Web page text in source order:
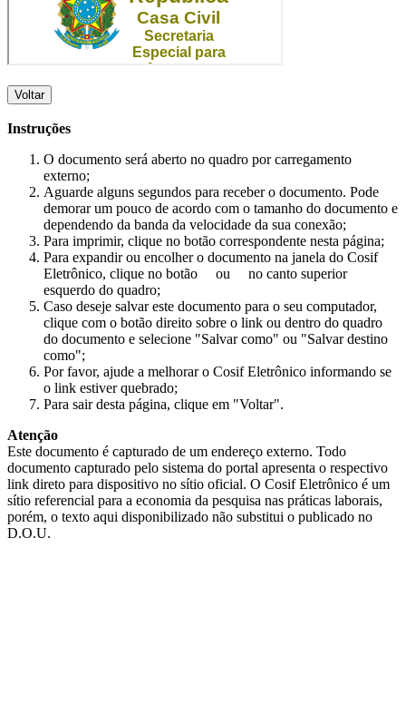
Voltar
Instruções
O documento será aberto no quadro por carregamento
externo;
Aguarde alguns segundos para receber o documento. Pode
demorar um pouco de acordo com o tamanho do documento e
dependendo da banda da velocidade da sua conexão;
Para imprimir, clique no botão correspondente nesta página;
Para expandir ou encolher o documento na janela do Cosif
Eletrônico, clique no botão
ou
no canto superior
esquerdo do quadro;
Caso deseje salvar este documento para o seu computador,
clique com o botão direito sobre o link ou dentro do quadro
do documento e selecione "Salvar como" ou "Salvar destino
como";
Por favor, ajude a melhorar o Cosif Eletrônico informando se
o link estiver quebrado;
Para sair desta página, clique em "Voltar".
Atenção
Este documento é capturado de um endereço externo. Todo
documento capturado pelo sistema do portal apresenta o respectivo
link direto para dispositivo no sítio oficial. O Cosif Eletrônico é um
sítio referencial para a economia da pesquisa nas práticas laborais,
porém, o texto aqui disponibilizado não substitui o publicado no
D.O.U.